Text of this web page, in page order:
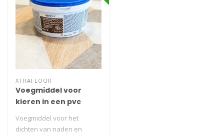
XTRAFLOOR
Voegmiddel voor
kieren in een pvc
Voegmiddel voor het
dichten van naden en